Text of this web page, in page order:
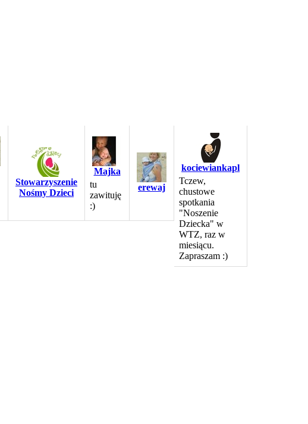
Stowarzyszenie
Nośmy Dzieci
Majka
tu
zawituję
:)
erewaj
kociewiankapl
Tczew,
chustowe
spotkania
"Noszenie
Dziecka" w
WTZ, raz w
miesiącu.
Zapraszam :)